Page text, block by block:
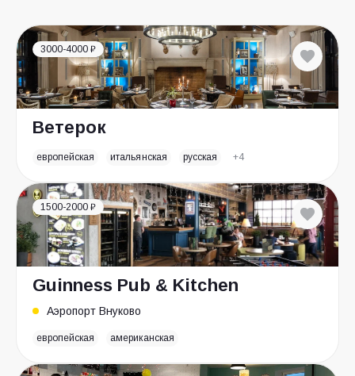
3000-4000 ₽
Ветерок
европейская итальянская русская +4
1500-2000 ₽
Guinness Pub & Kitchen
Аэропорт Внуково
европейская американская